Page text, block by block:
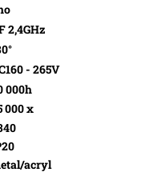
2,4GHz
- 265V
000h
000 x
acryl